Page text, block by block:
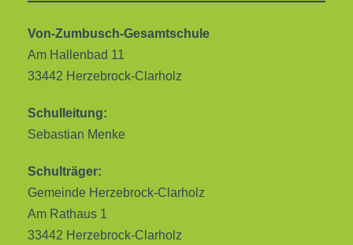
Von-Zumbusch-Gesamtschule
Am Hallenbad 11
33442 Herzebrock-Clarholz
Schulleitung:
Sebastian Menke
Schulträger:
Gemeinde Herzebrock-Clarholz
Am Rathaus 1
33442 Herzebrock-Clarholz